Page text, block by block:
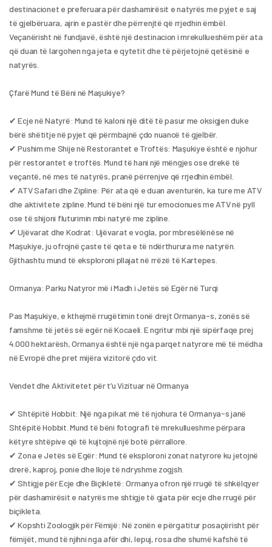
destinacionet e preferuara për dashamirësit e natyrës me pyjet e saj
të gjelbëruara, ajrin e pastër dhe përrenjtë që rrjedhin ëmbël.
Veçanërisht në fundjavë, është një destinacion i mrekullueshëm për ata
që duan të largohen nga jeta e qytetit dhe të përjetojnë qetësinë e
natyrës.
Çfarë Mund të Bëni në Maşukiye?
✔ Ecje në Natyrë: Mund të kaloni një ditë të pasur me oksigjen duke
bërë shëtitje në pyjet që përmbajnë çdo nuancë të gjelbër.
✔ Pushim me Shije në Restorantet e Troftës: Maşukiye është e njohur
për restorantet e troftës. Mund të hani një mëngjes ose drekë të
veçantë, në mes të natyrës, pranë përrenjve që rrjedhin ëmbël.
✔ ATV Safari dhe Zipline: Për ata që e duan aventurën, ka ture me ATV
dhe aktivitete zipline. Mund të bëni një tur emocionues me ATV në pyll
ose të shijoni fluturimin mbi natyrë me zipline.
✔ Ujëvarat dhe Kodrat: Ujëvarat e vogla, por mbresëlënëse në
Maşukiye, ju ofrojnë çaste të qeta e të ndërthurura me natyrën.
Gjithashtu mund të eksploroni pllajat në rrëzë të Kartepes.
Ormanya: Parku Natyror më i Madh i Jetës së Egër në Turqi
Pas Maşukiye, e kthejmë rrugëtimin tonë drejt Ormanya-s, zonës së
famshme të jetës së egër në Kocaeli. E ngritur mbi një sipërfaqe prej
4.000 hektarësh, Ormanya është një nga parqet natyrore më të mëdha
në Evropë dhe pret mijëra vizitorë çdo vit.
Vendet dhe Aktivitetet për t’u Vizituar në Ormanya
✔ Shtëpitë Hobbit: Një nga pikat më të njohura të Ormanya-s janë
Shtëpitë Hobbit. Mund të bëni fotografi të mrekullueshme përpara
këtyre shtëpive që të kujtojnë një botë përrallore.
✔ Zona e Jetës së Egër: Mund të eksploroni zonat natyrore ku jetojnë
drerë, kaproj, ponie dhe lloje të ndryshme zogjsh.
✔ Shtigje për Ecje dhe Biçikletë: Ormanya ofron një rrugë të shkëlqyer
për dashamirësit e natyrës me shtigje të gjata për ecje dhe rrugë për
biçikleta.
✔ Kopshti Zoologjik për Fëmijë: Në zonën e përgatitur posaçërisht për
fëmijët, mund të njihni nga afër dhi, lepuj, rosa dhe shumë kafshë të